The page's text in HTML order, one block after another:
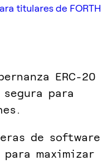
titulares de FORTH
ERC-20
para
de software
para maximizar